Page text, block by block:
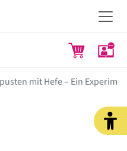
mit Hefe – Ein